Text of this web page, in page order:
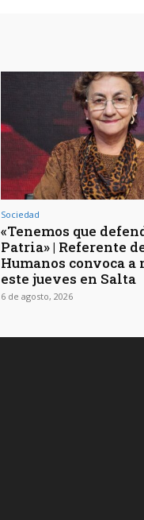
Sociedad
«Tenemos que
Patria» | Referente
Humanos convoca a
este jueves en Salta
6 de agosto, 2026